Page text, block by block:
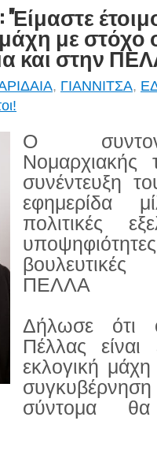
με
και στην
, ΓΙΑΝΝΙΤΣΑ,
Ο
συνέντευξη
εφημερίδα
πολιτικές
ΠΕΛΛΑ
Δήλωσε ότι
Πέλλας
εκλογική μάχη
σύντομα